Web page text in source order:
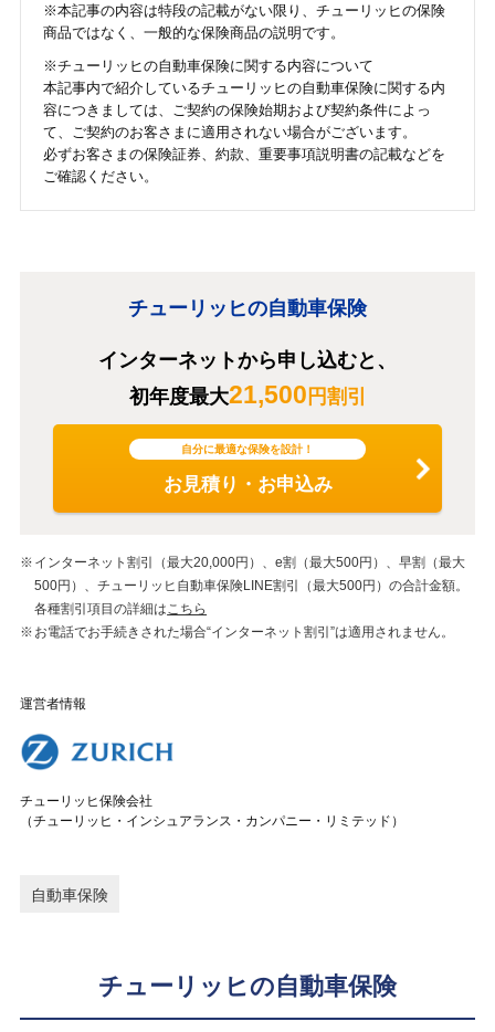
※本記事の内容は特段の記載がない限り、チューリッヒの保険
商品ではなく、一般的な保険商品の説明です。
※チューリッヒの自動車保険に関する内容について
本記事内で紹介しているチューリッヒの自動車保険に関する内
容につきましては、ご契約の保険始期および契約条件によっ
て、ご契約のお客さまに適用されない場合がございます。
必ずお客さまの保険証券、約款、重要事項説明書の記載などを
ご確認ください。
チューリッヒの自動車保険
インターネットから申し込むと、
初年度最大21,500 円割引
自分に最適な保険を設計！
お見積り・お申込み
インターネット割引（最大20,000円）、e割（最大500円）、早割（最大
500円）、チューリッヒ自動車保険LINE割引（最大500円）の合計金額。
各種割引項目の詳細は こちら
お電話でお手続きされた場合“インターネット割引”は適用されません。
運営者情報
チューリッヒ保険会社
（チューリッヒ・インシュアランス・カンパニー・リミテッド）
自動車保険
チューリッヒの自動車保険